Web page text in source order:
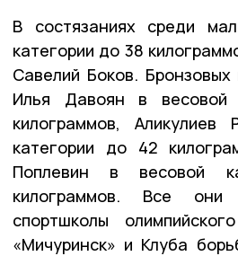
В состязаниях среди
категории до 38
Савелий Боков.
Илья Давоян в весовой
килограммов, Аликулиев
категории до 42
Поплевин в весовой
килограммов. Все они
спортшколы
«Мичуринск» и Клуба